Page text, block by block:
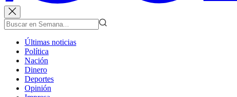
Últimas noticias
Política
Nación
Dinero
Deportes
Opinión